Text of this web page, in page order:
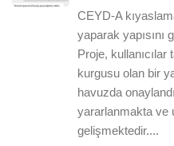
CEYD-A
yaparak yapısını
Proje, kullanıcılar
kurgusu olan bir
havuzda
yararlanmakta ve
gelişmektedir....